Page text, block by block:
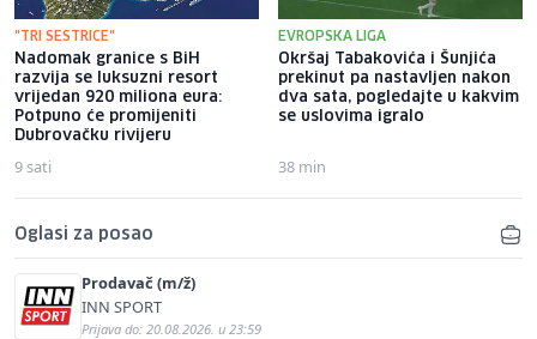
"TRI SESTRICE"
Nadomak granice s BiH
razvija se luksuzni resort
vrijedan 920 miliona eura:
Potpuno će promijeniti
Dubrovačku rivijeru
9 sati
EVROPSKA LIGA
Okršaj Tabakovića i Šunjića
prekinut pa nastavljen nakon
dva sata, pogledajte u kakvim
se uslovima igralo
38 min
Oglasi za posao
Prodavač (m/ž)
INN SPORT
Prijava do: 20.08.2026. u 23:59